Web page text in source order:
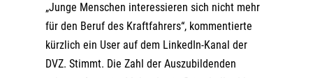
„Junge Menschen interessieren sich nicht mehr
für den Beruf des Kraftfahrers“, kommentierte
kürzlich ein User auf dem LinkedIn-Kanal der
DVZ. Stimmt. Die Zahl der Auszubildenden